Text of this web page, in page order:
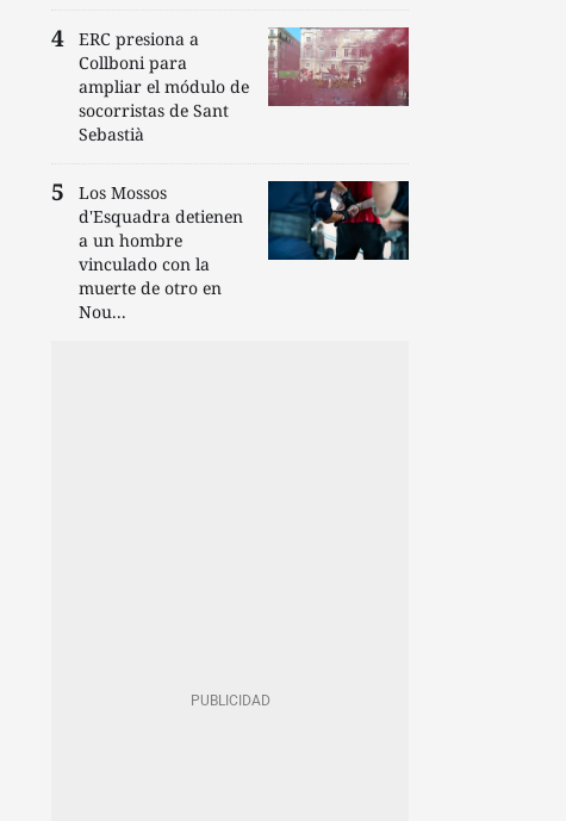
ERC presiona a
Collboni para
ampliar el módulo de
socorristas de Sant
Sebastià
Los Mossos
d'Esquadra detienen
a un hombre
vinculado con la
muerte de otro en
Nou...